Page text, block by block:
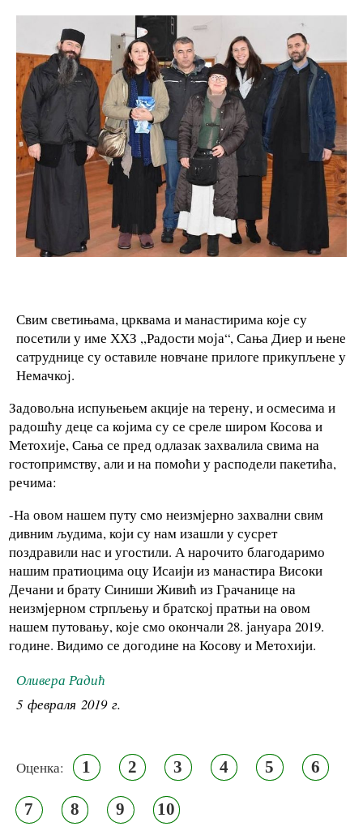
Свим светињама, црквама и манастирима које су
посетили у име ХХЗ ,,Радости моја“, Сања Диер и њене
сатруднице су оставиле новчане прилоге прикупљене у
Немачкој.
Задовољна испуњењем акције на терену, и осмесима и
радошћу деце са којима су се среле широм Косова и
Метохије, Сања се пред одлазак захвалила свима на
гостопримству, али и на помоћи у расподели пакетића,
речима:
-На овом нашем путу смо неизмјерно захвални свим
дивним људима, који су нам изашли у сусрет
поздравили нас и угостили. А нарочито благодаримо
нашим пратиоцима оцу Исаији из манастира Високи
Дечани и брату Синиши Живић из Грачанице на
неизмјерном стрпљењу и братској пратњи на овом
нашем путовању, које смо окончали 28. јануара 2019.
године. Видимо се догодине на Косову и Метохији.
Оливера Радић
5 февраля 2019 г.
Оценка: 1 2 3 4 5 6
7 8 9 10